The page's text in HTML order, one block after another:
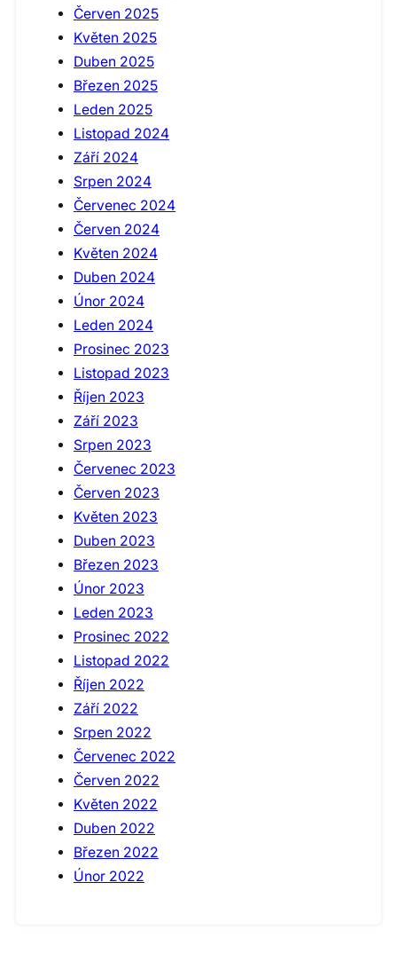
Červen 2025
Květen 2025
Duben 2025
Březen 2025
Leden 2025
Listopad 2024
Září 2024
Srpen 2024
Červenec 2024
Červen 2024
Květen 2024
Duben 2024
Únor 2024
Leden 2024
Prosinec 2023
Listopad 2023
Říjen 2023
Září 2023
Srpen 2023
Červenec 2023
Červen 2023
Květen 2023
Duben 2023
Březen 2023
Únor 2023
Leden 2023
Prosinec 2022
Listopad 2022
Říjen 2022
Září 2022
Srpen 2022
Červenec 2022
Červen 2022
Květen 2022
Duben 2022
Březen 2022
Únor 2022